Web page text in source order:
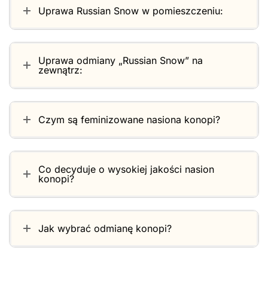
Uprawa Russian Snow w pomieszczeniu:
Uprawa odmiany „Russian Snow” na
zewnątrz:
Czym są feminizowane nasiona konopi?
Co decyduje o wysokiej jakości nasion
konopi?
Jak wybrać odmianę konopi?